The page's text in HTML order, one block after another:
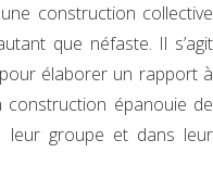
construction collective
que néfaste. Il s’agit
élaborer un rapport à
épanouie de
leur groupe et dans leur